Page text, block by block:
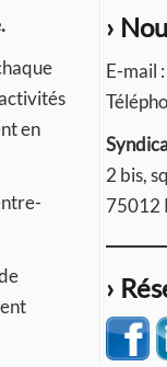
en
›
E-mail :
2 bis,
75012
›